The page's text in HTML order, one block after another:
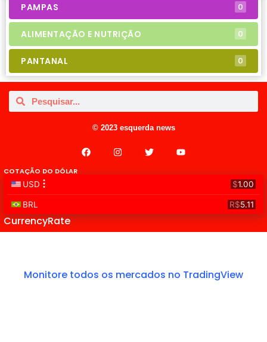
PAMPAS 0
ALIMENTAÇÃO E NUTRIÇÃO 0
PANTANAL 0
© 2023 esquerda news
COTAÇÃO DO DÓLAR
CurrencyRate
Monitore todos os mercados no TradingView